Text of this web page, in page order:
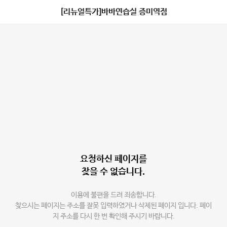
[리뉴얼특가]바바연습실 증미역점
요청하신 페이지를
찾을 수 없습니다.
이용에 불편을 드려 죄송합니다.
찾으시는 페이지는 주소를 잘못 입력하였거나 삭제된 페이지 입니다. 페이
지 주소를 다시 한 번 확인해 주시기 바랍니다.